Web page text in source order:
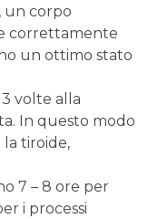
, un corpo
correttamente
un ottimo stato
volte alla
In questo modo
la tiroide,
7 – 8 ore per
i processi